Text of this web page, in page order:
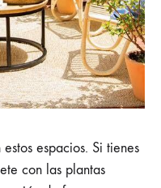
espacios. Si tienes
con las plantas